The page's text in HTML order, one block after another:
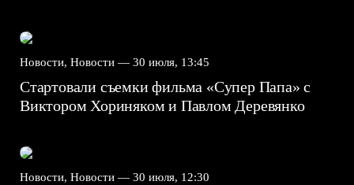
Новости, Новости — 30 июля, 13:45
Стартовали съемки фильма «Супер Папа» с
Виктором Хориняком и Павлом Деревянко
Новости, Новости — 30 июля, 12:30